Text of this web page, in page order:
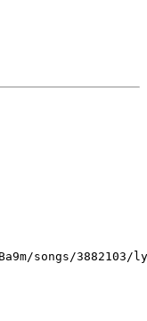
songs/3882103/